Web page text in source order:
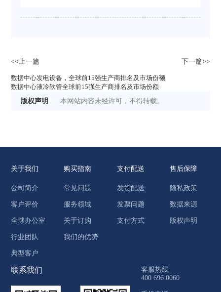
<<上一篇 下一篇>>
数据中心发电设备，全球前15强生产商排名及市场份额
数据中心液冷软管全球前15强生产商排名及市场份额
版权声明
本网站内容未经许可，不得转载。
关于我们
公司简介
客户评价
全球办公室
行业团队
典型客户
购买指南
常见问题
服务领域
关于订购
我们的优势
支付配送
发货配送
发票问题
支付方式
售后保障
隐私政策
数据来源
版权声明
联系我们
客服热线
400 696 0060